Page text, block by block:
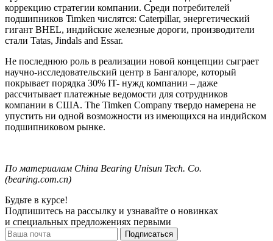
коррекцию стратегии компании. Среди потребителей
подшипников Timken числятся: Caterpillar, энергетический
гигант BHEL, индийские железные дороги, производители
стали Tatas, Jindals and Essar.
Не последнюю роль в реализации новой концепции сыграет
научно-исследовательский центр в Бангалоре, который
покрывает порядка 30% IT- нужд компании – даже
рассчитывает платежные ведомости для сотрудников
компании в США. The Timken Company твердо намерена не
упустить ни одной возможности из имеющихся на индийском
подшипниковом рынке.
По материалам China Bearing Unisun Tech. Co.
(bearing.com.cn)
Будьте в курсе!
Подпишитесь на рассылку и узнавайте о новинках
и специальных предложениях первыми